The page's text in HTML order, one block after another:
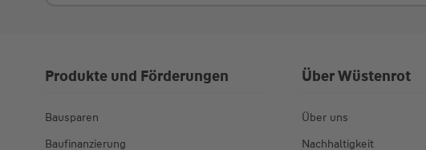
Produkte und Förderungen
Bausparen
Baufinanzierung
Über Wüstenrot
Über uns
Nachhaltigkeit